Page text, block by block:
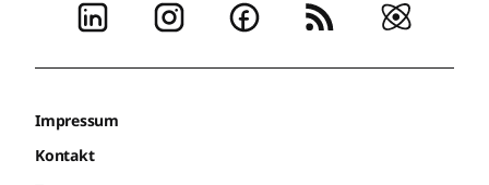
Impressum
Kontakt